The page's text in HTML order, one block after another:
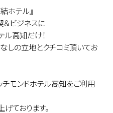
ホテル』
ビジネスに
ル高知だけ！
しの立地とクチコミ頂いてお
チモンドホテル高知をご利用
ております。